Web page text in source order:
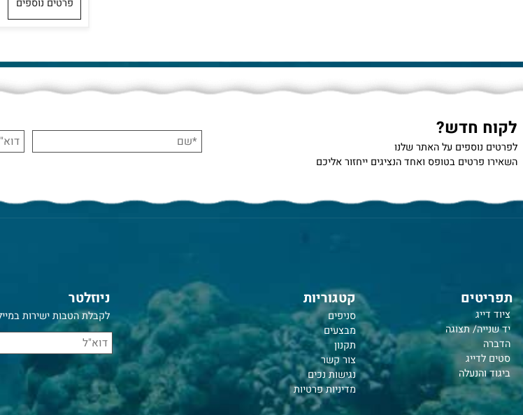
₪75
על האתר שלנו
תצוגה
קטגוריות
סניפים
מבצעים
ניוזלטר
לקבלת הטבות ישירות במייל